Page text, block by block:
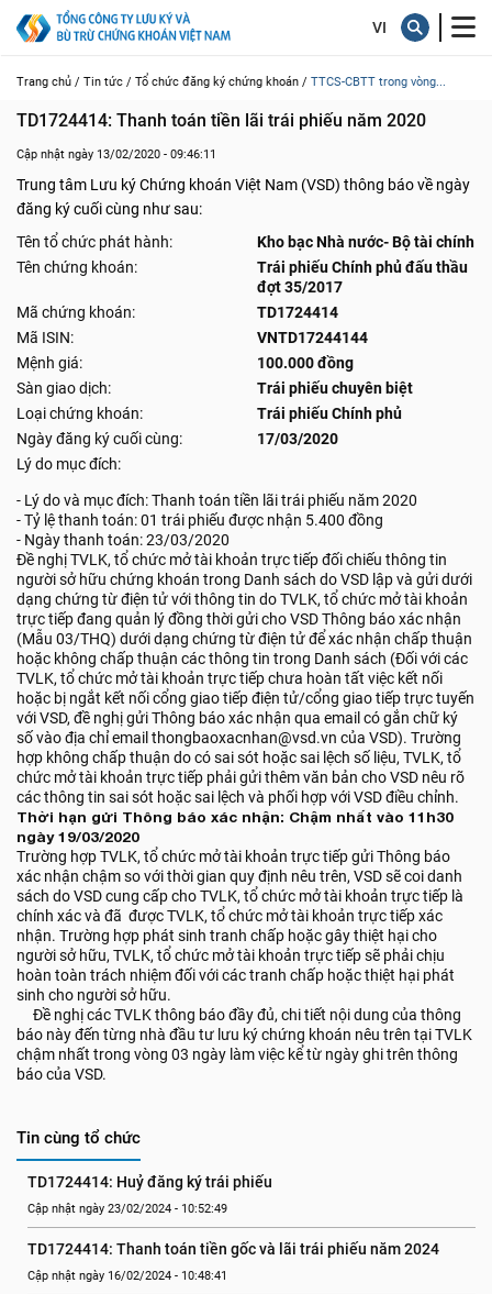
Trang chủ / Tin tức / Tổ chức đăng ký chứng khoán / TTCS-CBTT trong vòng...
TD1724414: Thanh toán tiền lãi trái phiếu năm 2020
Cập nhật ngày 13/02/2020 - 09:46:11
Trung tâm Lưu ký Chứng khoán Việt Nam (VSD) thông báo về ngày
đăng ký cuối cùng như sau:
Tên tổ chức phát hành:
Kho bạc Nhà nước- Bộ tài chính
Tên chứng khoán:
Trái phiếu Chính phủ đấu thầu
đợt 35/2017
Mã chứng khoán:
TD1724414
Mã ISIN:
VNTD17244144
Mệnh giá:
100.000 đồng
Sàn giao dịch:
Trái phiếu chuyên biệt
Loại chứng khoán:
Trái phiếu Chính phủ
Ngày đăng ký cuối cùng:
17/03/2020
Lý do mục đích:
- Lý do và mục đích: Thanh toán tiền lãi trái phiếu năm 2020
- Tỷ lệ thanh toán: 01 trái phiếu được nhận 5.400 đồng
- Ngày thanh toán: 23/03/2020
Đề nghị TVLK, tổ chức mở tài khoản trực tiếp đối chiếu thông tin
người sở hữu chứng khoán trong Danh sách do VSD lập và gửi dưới
dạng chứng từ điện tử với thông tin do TVLK, tổ chức mở tài khoản
trực tiếp đang quản lý đồng thời gửi cho VSD Thông báo xác nhận
(Mẫu 03/THQ) dưới dạng chứng từ điện tử để xác nhận chấp thuận
hoặc không chấp thuận các thông tin trong Danh sách (Đối với các
TVLK, tổ chức mở tài khoản trực tiếp chưa hoàn tất việc kết nối
hoặc bị ngắt kết nối cổng giao tiếp điện tử/cổng giao tiếp trực tuyến
với VSD, đề nghị gửi Thông báo xác nhận qua email có gắn chữ ký
số vào địa chỉ email thongbaoxacnhan@vsd.vn của VSD). Trường
hợp không chấp thuận do có sai sót hoặc sai lệch số liệu, TVLK, tổ
chức mở tài khoản trực tiếp phải gửi thêm văn bản cho VSD nêu rõ
các thông tin sai sót hoặc sai lệch và phối hợp với VSD điều chỉnh.
Thời hạn gửi Thông báo xác nhận: Chậm nhất vào 11h30
ngày 19/03/2020
Trường hợp TVLK, tổ chức mở tài khoản trực tiếp gửi Thông báo
xác nhận chậm so với thời gian quy định nêu trên, VSD sẽ coi danh
sách do VSD cung cấp cho TVLK, tổ chức mở tài khoản trực tiếp là
chính xác và đã được TVLK, tổ chức mở tài khoản trực tiếp xác
nhận. Trường hợp phát sinh tranh chấp hoặc gây thiệt hại cho
người sở hữu, TVLK, tổ chức mở tài khoản trực tiếp sẽ phải chịu
hoàn toàn trách nhiệm đối với các tranh chấp hoặc thiệt hại phát
sinh cho người sở hữu.
Đề nghị các TVLK thông báo đầy đủ, chi tiết nội dung của thông
báo này đến từng nhà đầu tư lưu ký chứng khoán nêu trên tại TVLK
chậm nhất trong vòng 03 ngày làm việc kể từ ngày ghi trên thông
báo của VSD.
Tin cùng tổ chức
TD1724414: Huỷ đăng ký trái phiếu
Cập nhật ngày 23/02/2024 - 10:52:49
TD1724414: Thanh toán tiền gốc và lãi trái phiếu năm 2024
Cập nhật ngày 16/02/2024 - 10:48:41